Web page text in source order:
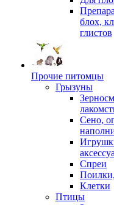
блох,
глистов
Прочие питомцы
Грызуны
Сено,
Спреи
Клетки
Птицы